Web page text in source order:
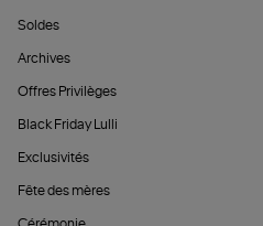
Soldes
Archives
Offres Privilèges
Black Friday Lulli
Exclusivités
Fête des mères